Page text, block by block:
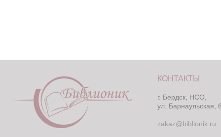
КОНТАКТЫ
г. Бердск, НСО,
ул. Барнаульская,
zakaz@biblionik.ru